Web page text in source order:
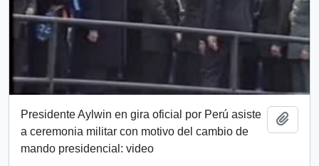
Presidente Aylwin en gira oficial por Perú asiste
a ceremonia militar con motivo del cambio de
mando presidencial: video